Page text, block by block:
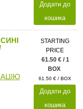
Додати до
кошика
STARTING
PRICE
61.50 € / 1
BOX
61.50 € / BOX
Додати до
кошика